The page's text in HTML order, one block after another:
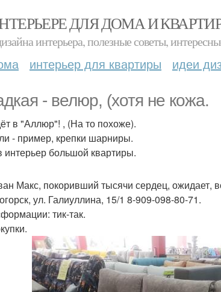
ДЛЯ ДОМА И
интерьера, полезные советы,
интерьер для квартиры идеи
- велюр, (хотя не кожа.
в "Аллюр"! , (На то похоже).
- пример, крепки шарниры.
интерьер большой квартиры.
Макс, покоривший тысячи сердец, ожидает,
ул. Галиуллина, 15/1 8-909-098-80-71.
тик-так.